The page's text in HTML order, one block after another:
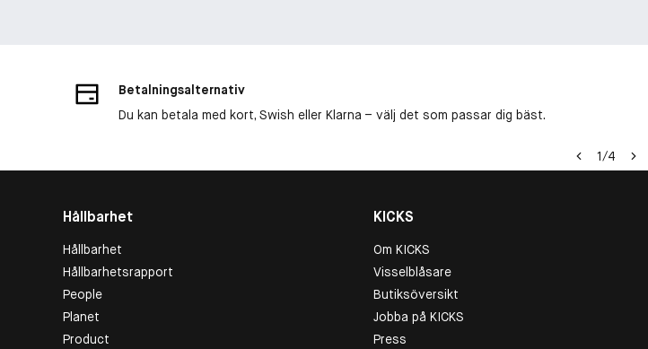
Betalningsalternativ
Du kan betala med kort, Swish eller Klarna – välj det som passar dig bäst.
1/4
Hållbarhet
Hållbarhet
Hållbarhetsrapport
People
Planet
Product
KICKS
Om KICKS
Visselblåsare
Butiksöversikt
Jobba på KICKS
Press